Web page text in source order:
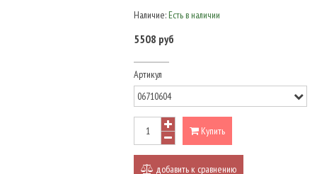
Наличие: Есть в наличии
5508 руб
Артикул
Купить
добавить к сравнению